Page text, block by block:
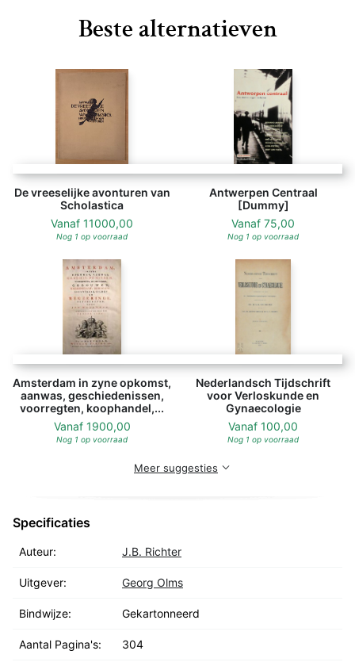
Beste alternatieven
De vreeselijke avonturen van
Scholastica
Vanaf 11000,00
Nog 1 op voorraad
Antwerpen Centraal
[Dummy]
Vanaf 75,00
Nog 1 op voorraad
Amsterdam in zyne opkomst,
aanwas, geschiedenissen,
voorregten, koophandel,...
Vanaf 1900,00
Nog 1 op voorraad
Nederlandsch Tijdschrift
voor Verloskunde en
Gynaecologie
Vanaf 100,00
Nog 1 op voorraad
Meer suggesties
Specificaties
Auteur: J.B. Richter
Uitgever: Georg Olms
Bindwijze: Gekartonneerd
Aantal Pagina's: 304